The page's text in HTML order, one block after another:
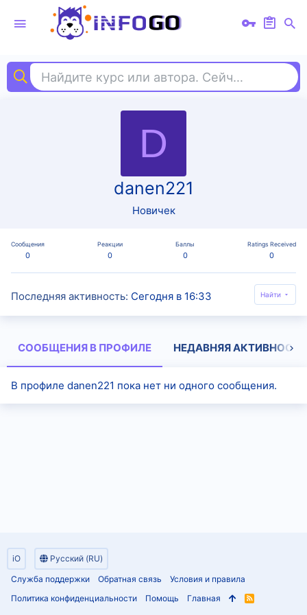
Найдите курс или автора. Сейчас ищут
D
danen221
Новичек
Сообщения
0
Реакции
0
Баллы
0
Ratings Received
0
Последняя активность Сегодня в 16:33 Найти
СООБЩЕНИЯ В ПРОФИЛЕ НЕДАВНЯЯ АКТИВНОСТЬ
В профиле danen221 пока нет ни одного сообщения.
iO
Русский (RU)
Служба поддержки
Обратная связь
Условия и правила
Политика конфиденциальности
Помощь Главная
R